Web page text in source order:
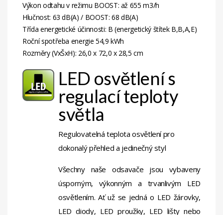
Výkon odtahu v režimu BOOST: až 655 m3/h
Hlučnost: 63 dB(A) / BOOST: 68 dB(A)
Třída energetické účinnosti: B (energetický štítek B,B,A,E)
Roční spotřeba energie 54,9 kWh
Rozměry (VxŠxH): 26,0 x 72,0 x 28,5 cm
LED osvětlení s
regulací teploty
světla
Regulovatelná teplota osvětlení pro
dokonalý přehled a jedinečný styl
Všechny naše odsavače jsou vybaveny
úsporným, výkonným a trvanlivým LED
osvětlením. Ať už se jedná o LED žárovky,
LED diody, LED proužky, LED lišty nebo